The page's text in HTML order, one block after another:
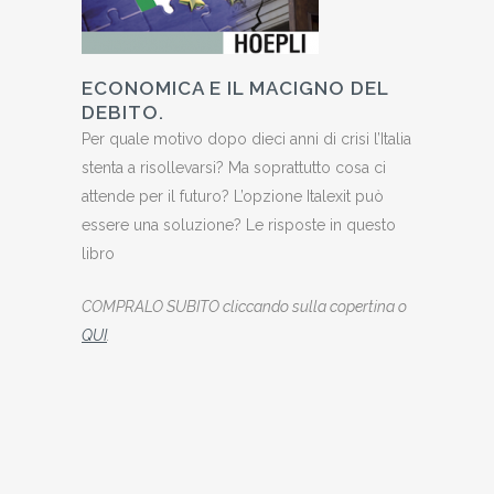
ECONOMICA E IL MACIGNO DEL
DEBITO.
Per quale motivo dopo dieci anni di crisi l’Italia
stenta a risollevarsi? Ma soprattutto cosa ci
attende per il futuro? L’opzione Italexit può
essere una soluzione? Le risposte in questo
libro
COMPRALO SUBITO cliccando sulla copertina o
QUI.